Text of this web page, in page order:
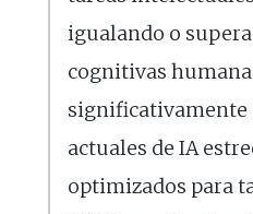
igualando o
cognitivas
significativamente
actuales de IA
optimizados para